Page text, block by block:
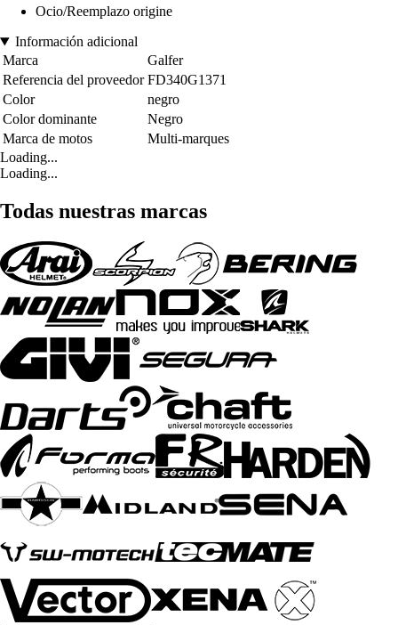
Ocio/Reemplazo origine
Información adicional
Marca
Galfer
Referencia del proveedor FD340G1371
Color
negro
Color dominante
Negro
Marca de motos
Multi-marques
Loading...
Loading...
Todas nuestras marcas